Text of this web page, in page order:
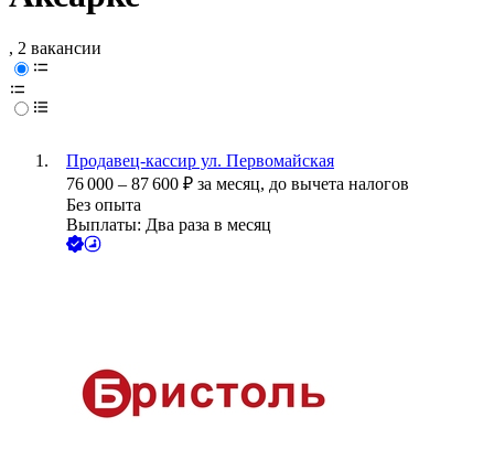
, 2 вакансии
Продавец-кассир ул. Первомайская
76 000 – 87 600 ₽ за месяц, до вычета налогов
Без опыта
Выплаты: Два раза в месяц